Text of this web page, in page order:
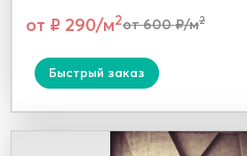
от ₽ 290/м2от 600 ₽/м2
Быстрый заказ